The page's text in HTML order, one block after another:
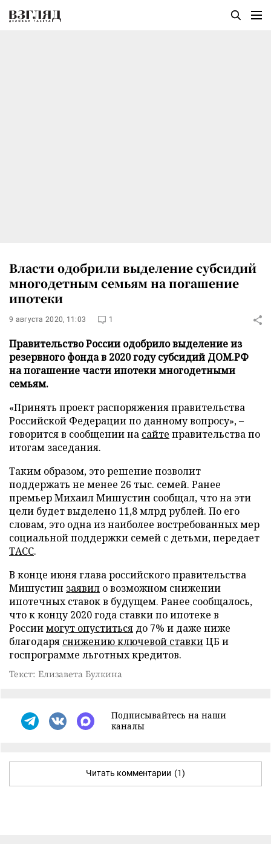
Власти одобрили выделение субсидий
многодетным семьям на погашение
ипотеки
9 августа 2020, 11:03 1
Правительство России одобрило выделение из
резервного фонда в 2020 году субсидий ДОМ.РФ
на погашение части ипотеки многодетными
семьям.
«Принять проект распоряжения правительства
Российской Федерации по данному вопросу», –
говорится в сообщении на сайте правительства по
итогам заседания.
Таким образом, это решение позволит
поддержать не менее 26 тыс. семей. Ранее
премьер Михаил Мишустин сообщал, что на эти
цели будет выделено 11,8 млрд рублей. По его
словам, это одна из наиболее востребованных мер
социальной поддержки семей с детьми, передает
ТАСС.
В конце июня глава российского правительства
Мишустин заявил о возможном снижении
ипотечных ставок в будущем. Ранее сообщалось,
что к концу 2020 года ставки по ипотеке в
Россиимогут опуститься до 7% и даже ниже
благодаря снижению ключевой ставкиЦБ и
госпрограмме льготных кредитов.
Текст: Елизавета Булкина
Подписывайтесь на наши
каналы
Читать комментарии (1)